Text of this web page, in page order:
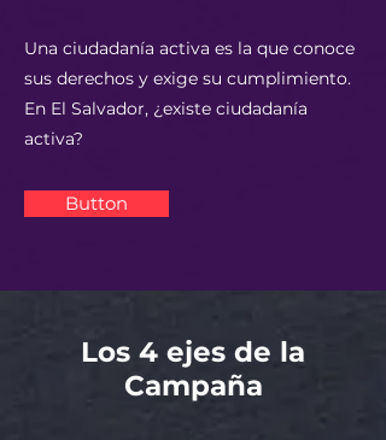
Una ciudadanía activa es la que conoce
sus derechos y exige su cumplimiento.
En El Salvador, ¿existe ciudadanía
activa?
Button
Los 4 ejes de la
Campaña